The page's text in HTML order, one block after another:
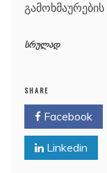
სრულად
SHARE
Facebook
Linkedin